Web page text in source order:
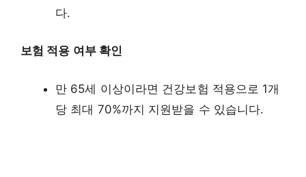
다.
보험 적용 여부 확인
만 65세 이상이라면 건강보험 적용으로 1개
당 최대 70%까지 지원받을 수 있습니다.